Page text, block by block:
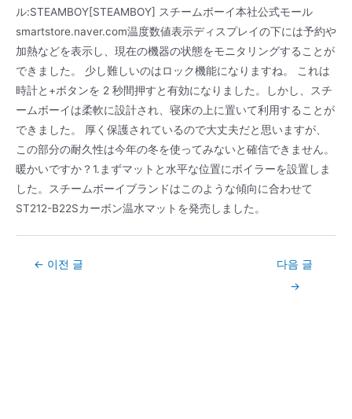
ル:STEAMBOY[STEAMBOY] スチームボーイ本社公式モール
smartstore.naver.com温度数値表示ディスプレイの下には予約や
加熱などを表示し、現在の機器の状態をモニタリングすることが
できました。 少し難しいのはロック機能になりますね。 これは
時計と+ボタンを 2 秒間押すと有効になりました。しかし、スチ
ームボーイは柔軟に設計され、寝床の上に置いて利用することが
できました。 厚く保護されているので大丈夫だと思いますが、
この部分の耐久性は今年の冬を使ってみないと確信できません。
暖かいですか？1.まずマットと水平な位置にボイラーを設置しま
した。スチームボーイブランドはこのような傾向に合わせて
ST212-B22Sカーボン温水マットを発売しました。
Post← 이전 글
다음 글
→